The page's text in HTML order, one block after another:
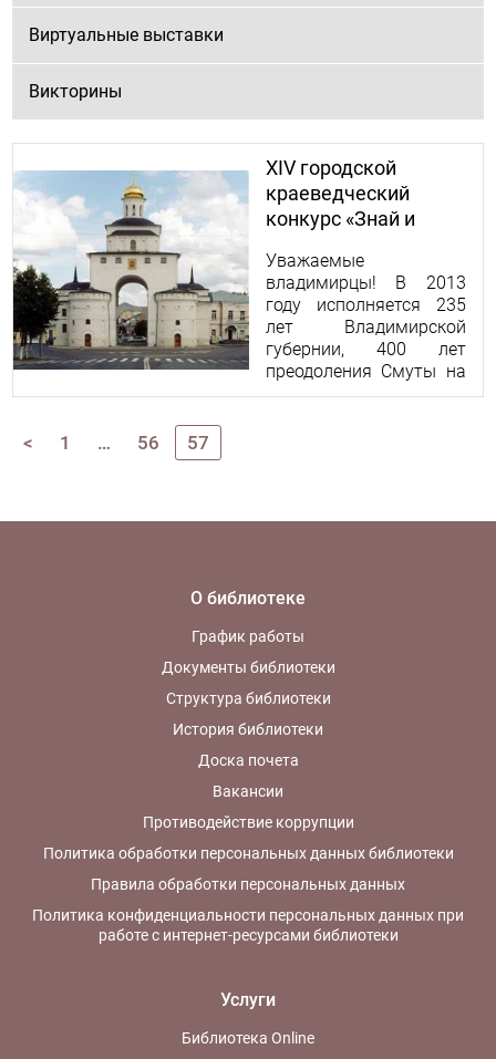
Виртуальные выставки
Викторины
XIV городской
краеведческий
конкурс «Знай и
Владимир!»
Уважаемые
владимирцы! В 2013
году исполняется 235
лет Владимирской
губернии, 400 лет
преодоления Смуты на
Руси и 400 лет Дому
конкурса «Знай и люби
администрации г.
27.11.2012 № 5019) -
«Владимирцы в
Российского» (начало
XVII – начало XX вв.).
Владимирская земля
дали нашему Отечеству
много славных имен
государственных,
военных и
общественных
Русской Православной
Церкви и архиереев
Суздальской епархии,
ученых и инженеров,
архитекторов и
< 1 … 56 57
О библиотеке
График работы
Документы библиотеки
Структура библиотеки
История библиотеки
Доска почета
Вакансии
Противодействие коррупции
Политика обработки персональных данных библиотеки
Правила обработки персональных данных
Политика конфиденциальности персональных данных при
работе с интернет-ресурсами библиотеки
Услуги
Библиотека Online